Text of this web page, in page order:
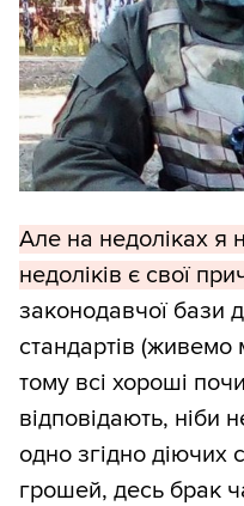
Але на недоліках я
недоліків є свої
законодавчої бази
стандартів (живемо
тому всі хороші
відповідають, ніби
одно згідно діючих
грошей, десь брак